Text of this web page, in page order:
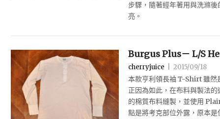
步驟，隨著經年著用與洗滌
亮。
Burgus Plus－ L/S
cherryjuice 2015/09/18
本款亨利領長袖 T-Shirt 雖然
正因為如此，在布料與製法
的棉質布料縫製，並使用
點是將考克部位外露，原本